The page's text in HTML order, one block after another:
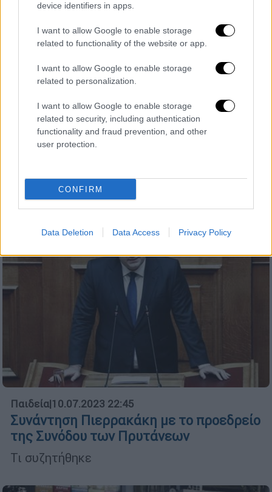
device identifiers in apps.
I want to allow Google to enable storage
related to functionality of the website or app.
I want to allow Google to enable storage
related to personalization.
I want to allow Google to enable storage
related to security, including authentication
functionality and fraud prevention, and other
user protection.
CONFIRM
Data Deletion Data Access Privacy Policy
Οικονομία|10.07.2023 22:57
Πολυτέλεια για τα νοικοκυριά οι
διακοπές στα νησιά: Τιμές «φωτιά» στα
ακτοπλοϊκά και παρέμβαση της
κυβέρνησης
Αισθητά χαμηλότερες από πέρυσι είναι οι
τιμές στα καύσιμα, ωστόσο οι ακτοπλοϊκές
υψηλές τιμές τα ναύλα
Παιδεία|10.07.2023 22:45
Συνάντηση Πιερρακάκη με το προεδρείο
της Συνόδου των Πρυτάνεων
Τι συζητήθηκε